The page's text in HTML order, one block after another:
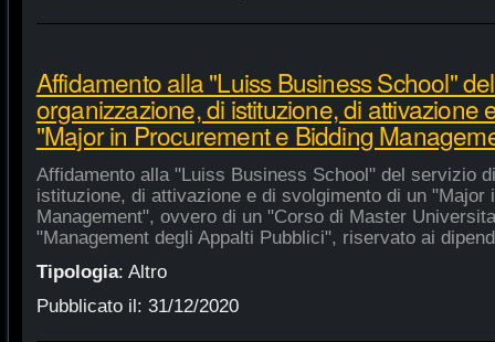
Affidamento alla "Luiss Business School"
organizzazione, di istituzione, di attivazione
"Major in Procurement e Bidding
Affidamento alla "Luiss Business School" del servizio
istituzione, di attivazione e di svolgimento di un "Major
Management", ovvero di un "Corso di Master
"Management degli Appalti Pubblici", riservato ai
Tipologia: Altro
Pubblicato il: 31/12/2020